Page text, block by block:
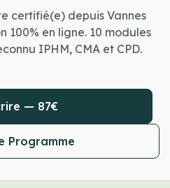
certifié(e) depuis Vannes
en ligne. 10 modules
IPHM, CMA et CPD.
— 87€
Programme